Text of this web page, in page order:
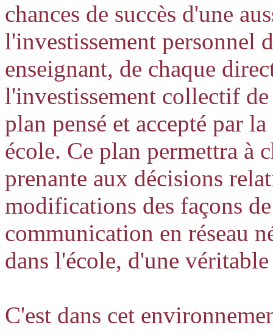
chances de succès d'une
l'investissement personnel
enseignant, de chaque
l'investissement collectif
plan pensé et accepté par
école. Ce plan permettra à
prenante aux décisions
modifications des façons
communication en réseau
dans l'école, d'une
C'est dans cet